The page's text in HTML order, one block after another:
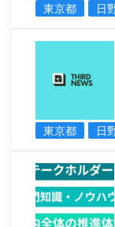
東京都 日
東京都 日